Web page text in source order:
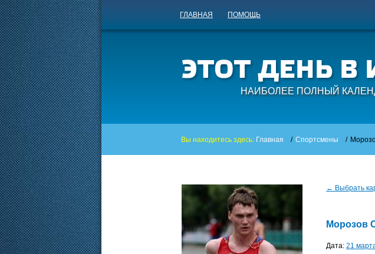
ГЛАВНАЯ ПОМОЩЬ
НАИБОЛЕЕ ПОЛНЫЙ
Вы находитесь здесь: Главная / Спортсмены /
← Выбрать
Морозов
Дата: 21